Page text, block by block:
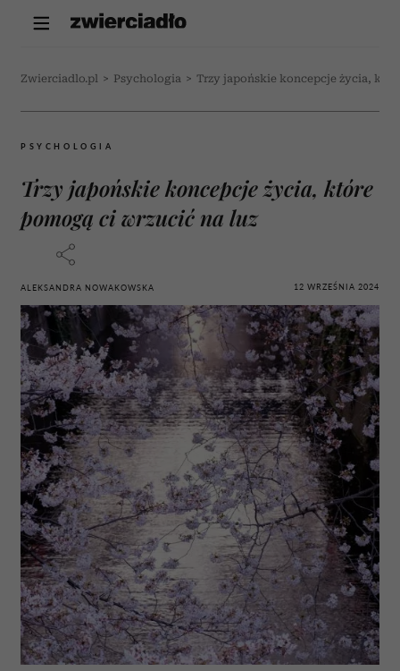
Zwierciadlo.pl > Psychologia > Trzy japońskie koncepcje życia,
PSYCHOLOGIA
Trzy japońskie koncepcje życia, które
pomogą ci wrzucić na luz
ALEKSANDRA NOWAKOWSKA 12 WRZEŚNIA 2024